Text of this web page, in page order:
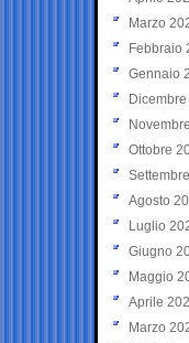
Marzo
Febbraio
Gennaio
Ottobre
Agosto
Luglio
Giugno
Maggio
Aprile
Marzo